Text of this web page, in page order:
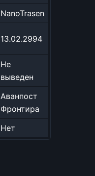
NanoTrasen
13.02.2994
Не
выведен
Аванпост
Фронтира
Нет